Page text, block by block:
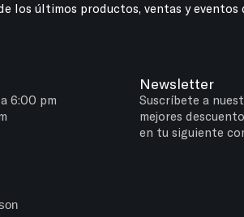
los últimos productos, ventas y eventos
6:00 pm
Newsletter
Suscríbete a
mejores
en tu siguiente